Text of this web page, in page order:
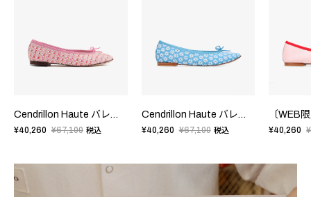
Cendrillon Haute バレエフラット - EUサイズ
¥40,260 ¥67,100 税込
Cendrillon Haute バレエフラット - EUサイズ
¥40,260 ¥67,100 税込 ¥40,260